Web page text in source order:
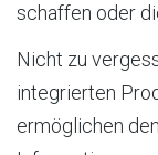
schaffen oder
Nicht zu
integrierten
ermöglichen